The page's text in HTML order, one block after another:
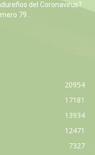
del Coronavirus?
79...
20954
17181
13934
12471
7327